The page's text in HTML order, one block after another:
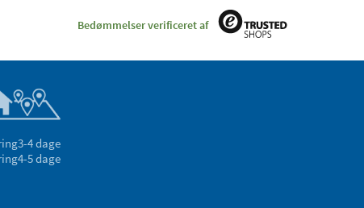
Bedømmelser verificeret af
3-4 dage
4-5 dage